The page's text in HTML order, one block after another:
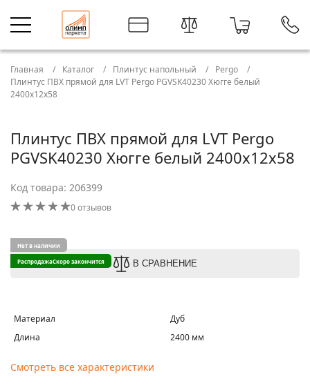
Главная Каталог Плинтус напольный
Pergo
Плинтус ПВХ прямой для LVT Pergo PGVSK40230 Хюгге белый
2400х12х58
Плинтус ПВХ прямой для LVT Pergo
PGVSK40230 Хюгге белый 2400х12х58
Код товара: 206399
0 отзывов
Нет в наличии
РаспродажаСкоро закончится В СРАВНЕНИЕ
Материал
Дуб
Длина
2400 мм
Смотреть все характеристики